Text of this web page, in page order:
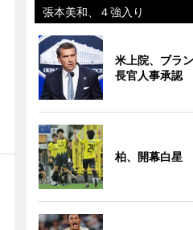
張本美和、４強入り
米上院、ブラ
長官人事承認
柏、開幕白星